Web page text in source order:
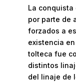
La conquista
por parte de
forzados a
existencia
tolteca fue
distintos
del linaje de